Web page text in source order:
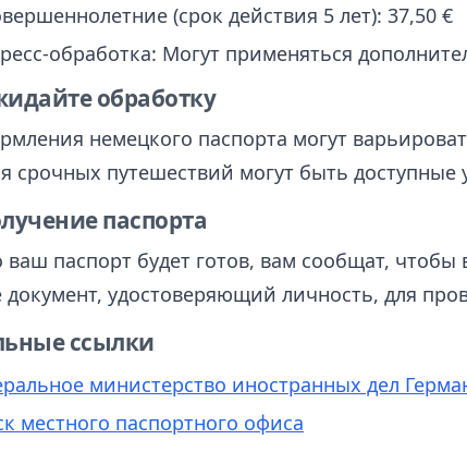
(срок действия 5 лет): 37,50 €
обработка: Могут применяться
обработку
немецкого паспорта могут
срочных путешествий могут быть доступные
паспорта
ваш паспорт будет готов, вам сообщат,
документ, удостоверяющий личность, для
ссылки
министерство иностранных дел
местного паспортного офиса